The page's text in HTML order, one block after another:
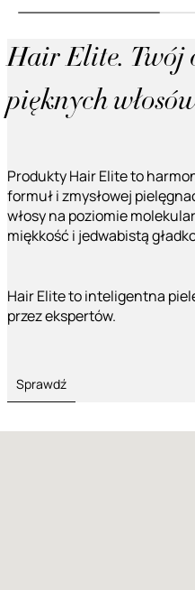
Hair Elite. Twój
pięknych
Produkty Hair Elite to
formuł i zmysłowej
włosy na poziomie
miękkość i jedwabistą
Hair Elite to inteligentna
przez ekspertów.
Sprawdź